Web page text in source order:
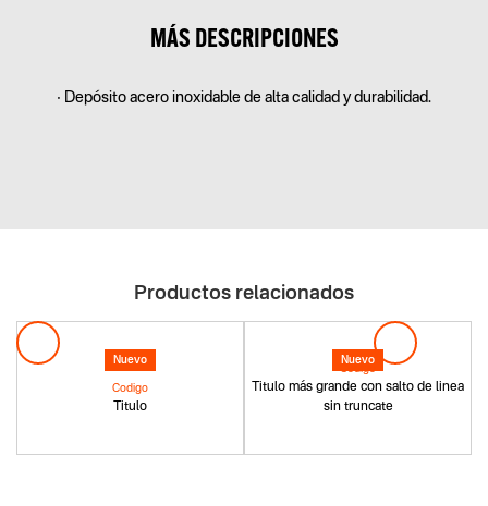
MÁS DESCRIPCIONES
• Depósito acero inoxidable de alta calidad y durabilidad.
Productos relacionados
Nuevo
Titulo
Codigo
Nuevo
Titulo más grande con salto de linea
sin truncate
Codigo